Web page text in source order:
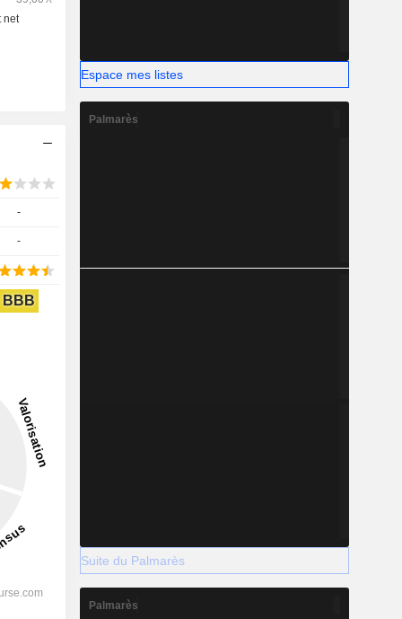
de la
-
-
BBB
Espace mes listes
Palmarès
Suite du Palmarès
Palmarès